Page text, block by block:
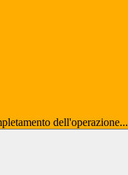
dell'operazione...